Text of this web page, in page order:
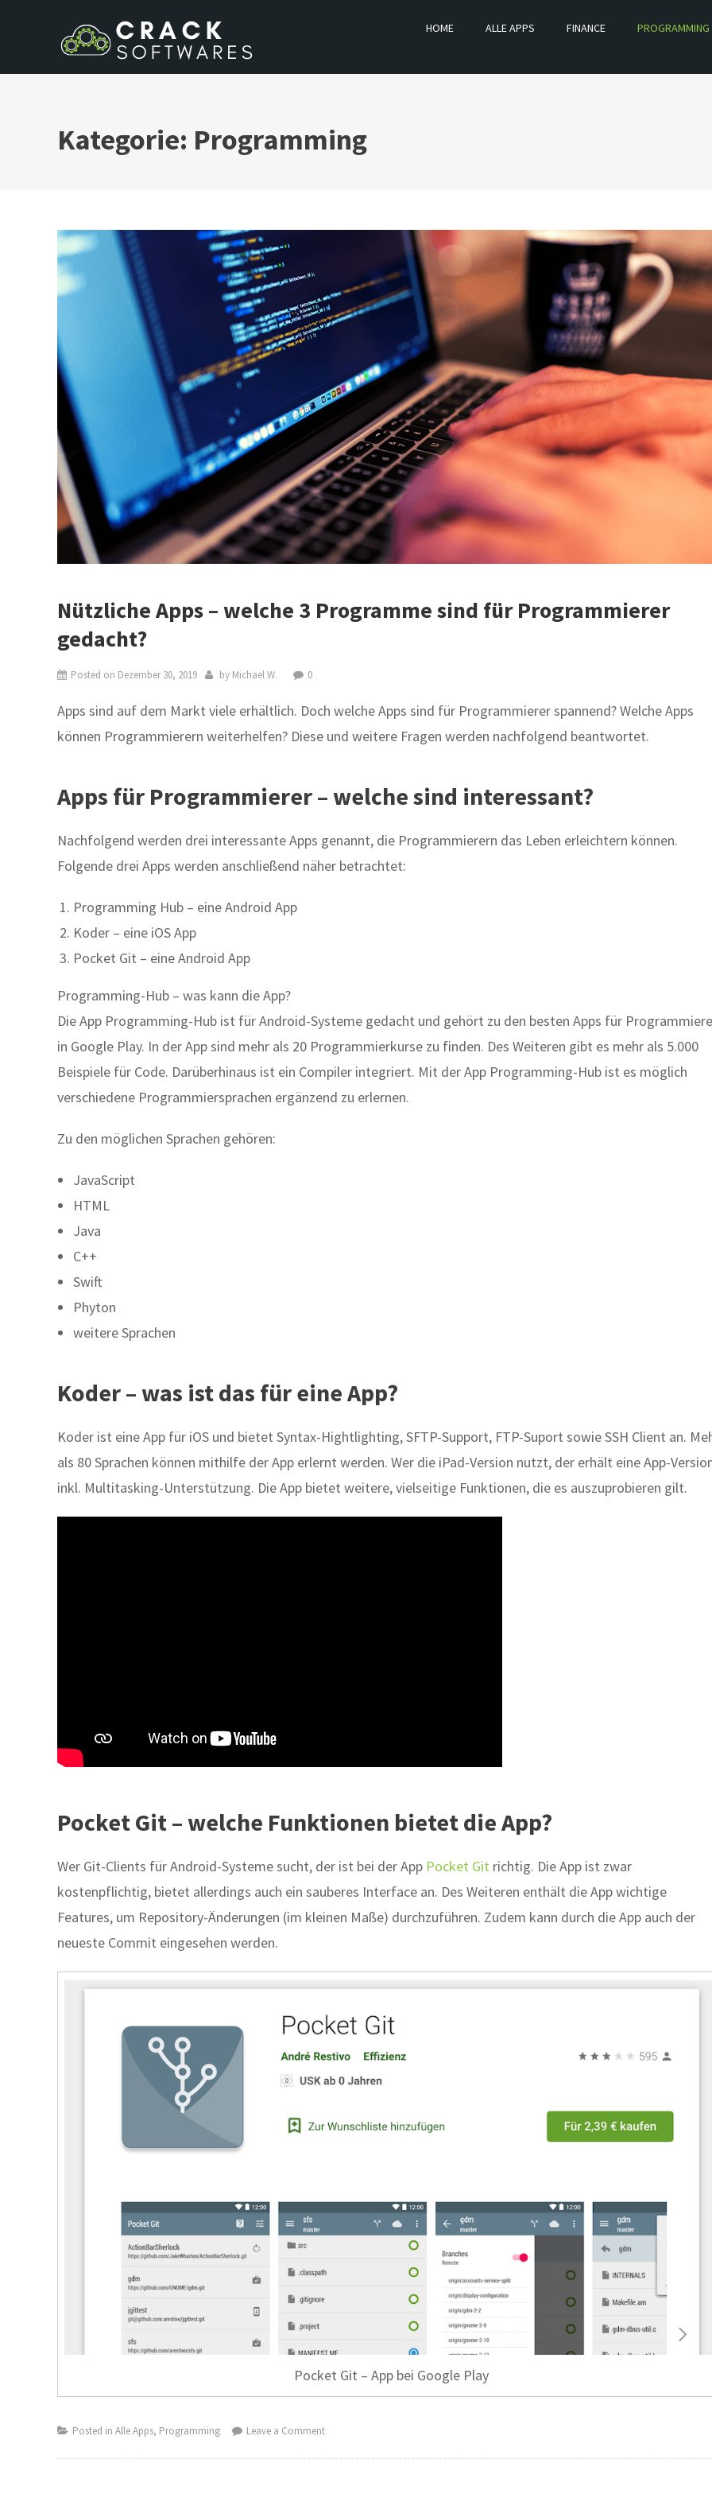
HOME ALLE APPS FINANCE PROGRAMMING
Kategorie: Programming
Nützliche Apps – welche 3 Programme sind für Programmierer
gedacht?
Posted on Dezember 30, 2019 by Michael W. 0
Apps sind auf dem Markt viele erhältlich. Doch welche Apps sind für Programmierer spannend? Welche Apps
können Programmierern weiterhelfen? Diese und weitere Fragen werden nachfolgend beantwortet.
Apps für Programmierer – welche sind interessant?
Nachfolgend werden drei interessante Apps genannt, die Programmierern das Leben erleichtern können.
Folgende drei Apps werden anschließend näher betrachtet:
Programming Hub – eine Android App
Koder – eine iOS App
Pocket Git – eine Android App
Programming-Hub – was kann die App?
Die App Programming-Hub ist für Android-Systeme gedacht und gehört zu den besten Apps für
in Google Play. In der App sind mehr als 20 Programmierkurse zu finden. Des Weiteren gibt es mehr als 5.000
Beispiele für Code. Darüberhinaus ist ein Compiler integriert. Mit der App Programming-Hub ist es möglich
verschiedene Programmiersprachen ergänzend zu erlernen.
Zu den möglichen Sprachen gehören:
JavaScript
HTML
Java
C++
Swift
Phyton
weitere Sprachen
Koder – was ist das für eine App?
Koder ist eine App für iOS und bietet Syntax-Hightlighting, SFTP-Support, FTP-Suport sowie SSH Client an.
als 80 Sprachen können mithilfe der App erlernt werden. Wer die iPad-Version nutzt, der erhält eine App-
inkl. Multitasking-Unterstützung. Die App bietet weitere, vielseitige Funktionen, die es auszuprobieren gilt.
Pocket Git – welche Funktionen bietet die App?
Wer Git-Clients für Android-Systeme sucht, der ist bei der App Pocket Git richtig. Die App ist zwar
kostenpflichtig, bietet allerdings auch ein sauberes Interface an. Des Weiteren enthält die App wichtige
Features, um Repository-Änderungen (im kleinen Maße) durchzuführen. Zudem kann durch die App auch der
neueste Commit eingesehen werden.
Pocket Git – App bei Google Play
Posted in Alle Apps, Programming Leave a Comment